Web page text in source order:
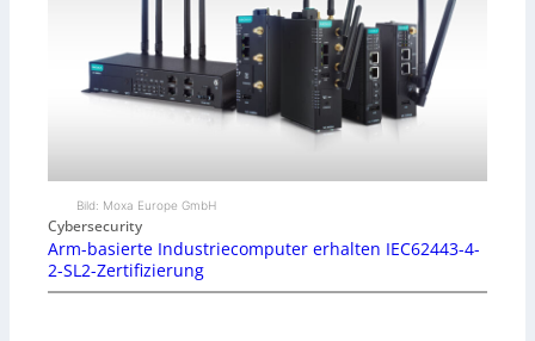
Bild: Moxa Europe GmbH
Cybersecurity
Arm-basierte Industriecomputer erhalten IEC62443-4-
2-SL2-Zertifizierung